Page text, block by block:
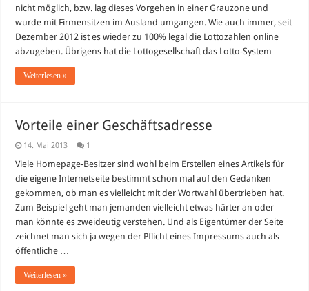
Änderungen
seit
Mai
2013
nicht möglich, bzw. lag dieses Vorgehen in einer Grauzone und
wurde mit Firmensitzen im Ausland umgangen. Wie auch immer, seit
Dezember 2012 ist es wieder zu 100% legal die Lottozahlen online
abzugeben. Übrigens hat die Lottogesellschaft das Lotto-System …
Weiterlesen »
Vorteile einer Geschäftsadresse
14. Mai 2013 1
Viele Homepage-Besitzer sind wohl beim Erstellen eines Artikels für
die eigene Internetseite bestimmt schon mal auf den Gedanken
gekommen, ob man es vielleicht mit der Wortwahl übertrieben hat.
Zum Beispiel geht man jemanden vielleicht etwas härter an oder
man könnte es zweideutig verstehen. Und als Eigentümer der Seite
zeichnet man sich ja wegen der Pflicht eines Impressums auch als
öffentliche …
Weiterlesen »